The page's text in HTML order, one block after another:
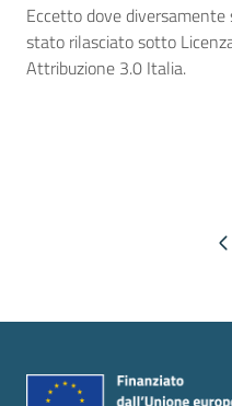
Eccetto dove
stato rilasciato sotto
Attribuzione 3.0 Italia.
Pagina